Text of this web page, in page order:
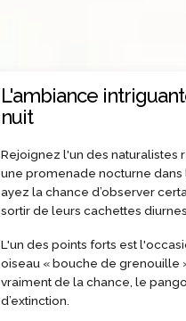
L'ambiance
nuit
Rejoignez l'un des naturalistes
une promenade nocturne
ayez la chance d’observer
sortir de leurs cachettes diurnes.
L'un des points forts est
oiseau « bouche de grenouille
vraiment de la chance, le
d’extinction.